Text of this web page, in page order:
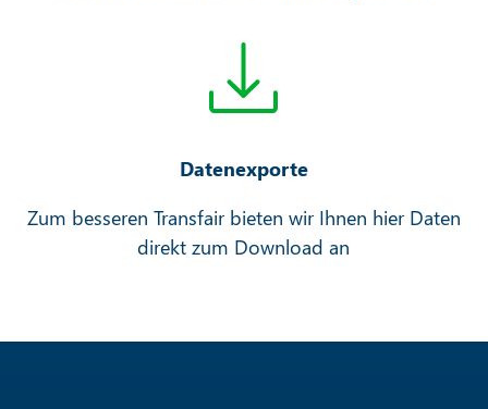
Datenexporte
Zum besseren Transfair bieten wir Ihnen hier Daten
direkt zum Download an